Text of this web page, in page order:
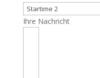
Ihre Nachricht